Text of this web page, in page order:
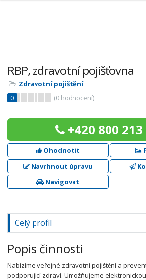
RBP, zdravotní pojišťovna
Zdravotní pojištění
0
(0 hodnocení)
+420 800 213
Ohodnotit
Navrhnout úpravu
Navigovat
Celý profil
Popis činnosti
Nabízíme veřejné zdravotní pojištění a
podporující zdraví. Umožňujeme